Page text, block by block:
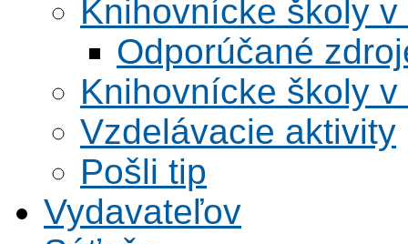
Knihovnícke školy v
Odporúčané
Knihovnícke školy v
Vzdelávacie aktivity
Pošli tip
Vydavateľov